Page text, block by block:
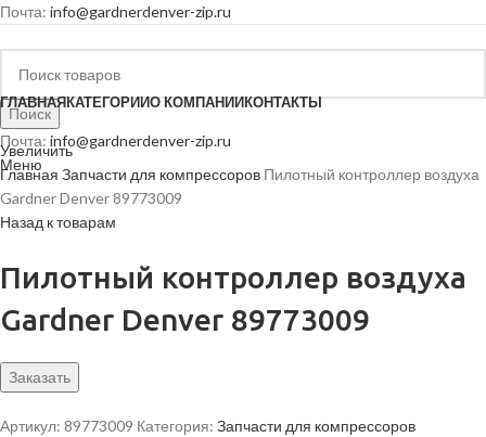
Почта: info@gardnerdenver-zip.ru
Поиск
Почта: info@gardnerdenver-zip.ru
Меню
ГЛАВНАЯКАТЕГОРИИО КОМПАНИИКОНТАКТЫ
Увеличить
Главная Запчасти для компрессоров Пилотный контроллер воздуха
Gardner Denver 89773009
Назад к товарам
Пилотный контроллер воздуха
Gardner Denver 89773009
Заказать
Артикул: 89773009 Категория: Запчасти для компрессоров